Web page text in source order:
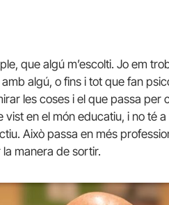
que algú m’escolti. Jo em
algú, o fins i tot que fan
les coses i el que passa
vist en el món educatiu, i no té
Això passa en més
la manera de sortir.